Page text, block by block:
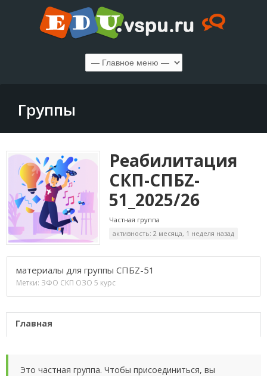
Группы
Реабилитация
СКП-СПБZ-
51_2025/26
Частная группа
активность: 2 месяца, 1 неделя назад
материалы для группы СПБZ-51
Метки: ЗФО СКП ОЗО 5 курс
Главная
Это частная группа. Чтобы присоединиться, вы